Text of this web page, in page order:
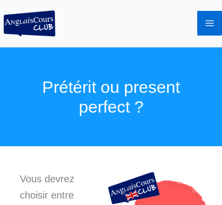
au
contenu
Prétérit ou present
perfect ?
Vous devrez
choisir entre